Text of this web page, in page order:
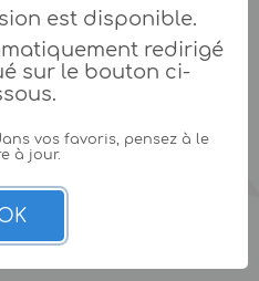
est disponible.
redirigé
sur le bouton ci-
vos favoris, pensez à le
à jour.